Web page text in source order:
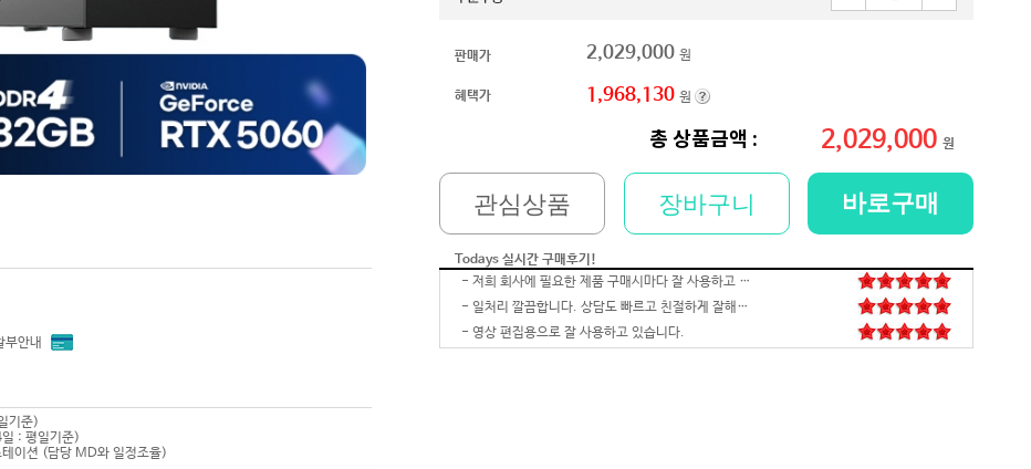
안내
기준)
: 평일기준)
이션 (담당 MD와 일정조율)
판매가 2,029,000 원
혜택가 1,968,130 원
총 상품금액 : 2,029,000 원
관심상품 장바구니 바로구매
Todays 실시간 구매후기!
-
-
일처리 깔끔합니다. 상담도 빠르고 친절하게 잘해주시네요 매우만족합니다~~~
- 영상 편집용으로 잘 사용하고 있습니다.
-